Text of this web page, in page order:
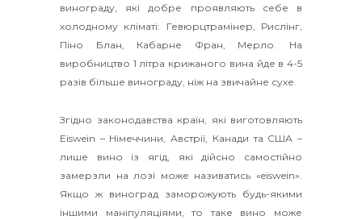
винограду, які добре проявляють себе в
холодному кліматі: Гевюрцтрамінер, Рислінг,
Піно Блан, Кабарне Фран, Мерло. На
виробництво 1 літра крижаного вина йде в 4-5
разів більше винограду, ніж на звичайне сухе.
Згідно законодавства країн, які виготовляють
Eiswein – Німеччини, Австрії, Канади та США –
лише вино із ягід, які дійсно самостійно
замерзли на лозі може називатись «eiswein».
Якщо ж виноград заморожують будь-якими
іншими маніпуляціями, то таке вино може